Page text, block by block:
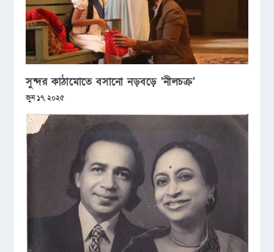
সুন্দর কাঠামোতে বসানো নড়বড়ে ‘নীলচক্র’
জুন ১৭, ২০২৫